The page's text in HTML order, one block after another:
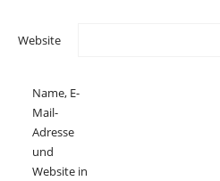
Website
Name, E-
Mail-
Adresse
und
Website in